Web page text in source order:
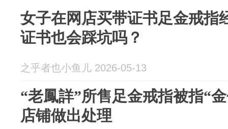
女子在网店买带证书足金戒指
证书也会踩坑吗？
之乎者也小鱼儿 2026-05-13
“老鳳詳”所售足金戒指被指“
店铺做出处理